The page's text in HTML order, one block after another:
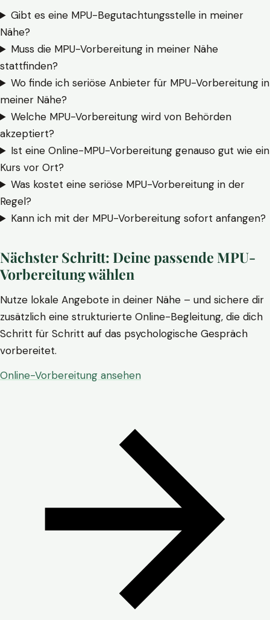
Gibt es eine MPU-Begutachtungsstelle in meiner
Nähe?
Muss die MPU-Vorbereitung in meiner Nähe
stattfinden?
Wo finde ich seriöse Anbieter für MPU-Vorbereitung in
meiner Nähe?
Welche MPU-Vorbereitung wird von Behörden
akzeptiert?
Ist eine Online-MPU-Vorbereitung genauso gut wie ein
Kurs vor Ort?
Was kostet eine seriöse MPU-Vorbereitung in der
Regel?
Kann ich mit der MPU-Vorbereitung sofort anfangen?
Nächster Schritt: Deine passende MPU-
Vorbereitung wählen
Nutze lokale Angebote in deiner Nähe – und sichere dir
zusätzlich eine strukturierte Online-Begleitung, die dich
Schritt für Schritt auf das psychologische Gespräch
vorbereitet.
Online-Vorbereitung ansehen